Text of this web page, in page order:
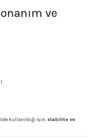
ve
kullanıldığı için, stabilite ve